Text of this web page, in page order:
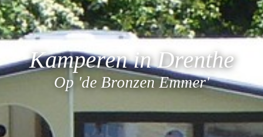
Kamperen in Drenthe
Op 'de Bronzen Emmer'